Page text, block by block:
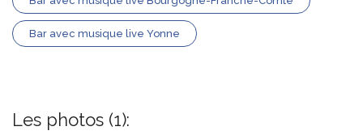
Bar avec musique live Yonne
Les photos (1):